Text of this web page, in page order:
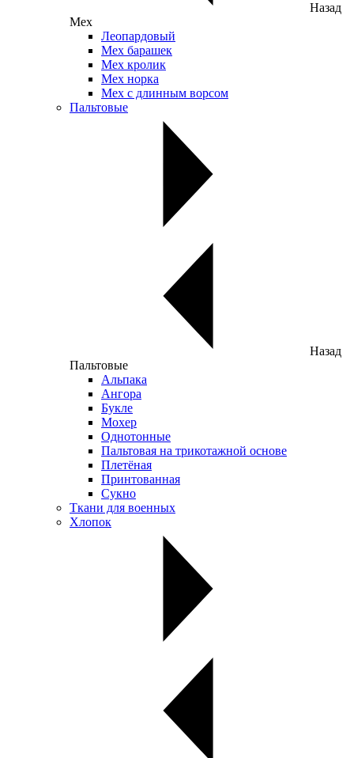
Назад
Мех
Леопардовый
Мех барашек
Мех кролик
Мех норка
Мех с длинным ворсом
Пальтовые
Назад
Пальтовые
Альпака
Ангора
Букле
Мохер
Однотонные
Пальтовая на трикотажной основе
Плетёная
Принтованная
Сукно
Ткани для военных
Хлопок